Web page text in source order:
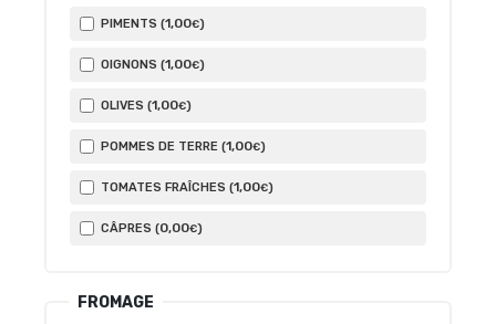
PIMENTS (1,00€)
OIGNONS (1,00€)
OLIVES (1,00€)
POMMES DE TERRE (1,00€)
TOMATES FRAÎCHES (1,00€)
CÂPRES (0,00€)
FROMAGE